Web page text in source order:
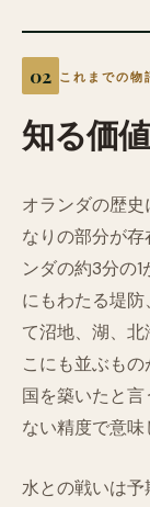
これまでの物
知る価
オランダの歴史
なりの部分が存
ンダの約3分の
にもわたる堤防
て沼地、湖、北
こにも並ぶもの
国を築いたと言
ない精度で意味
水との戦いは予